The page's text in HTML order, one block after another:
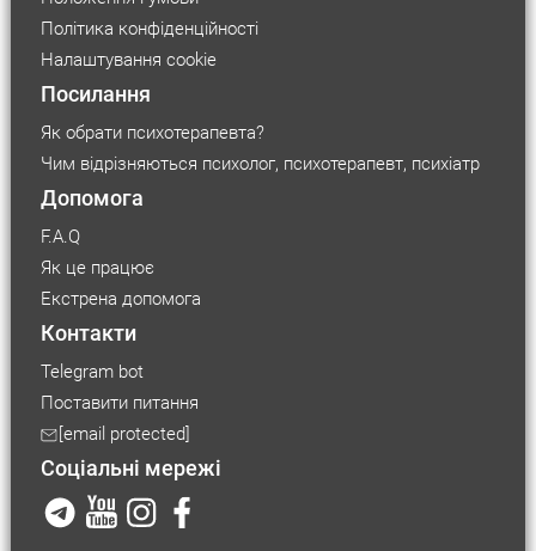
Розмір шрифту
Маленький
Середній
Великий
Політика конфіденційності
Налаштування cookie
Посилання
Як обрати психотерапевта?
Чим відрізняються психолог, психотерапевт, психіатр
Допомога
F.A.Q
Як це працює
Екстрена допомога
Контакти
Telegram bot
Поставити питання
[email protected]
Соціальні мережі